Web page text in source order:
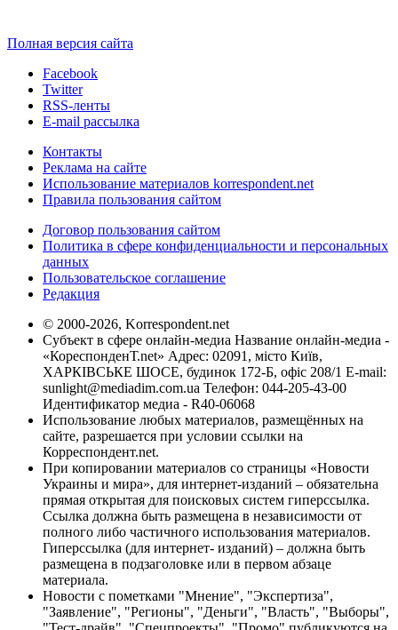
Полная версия сайта
Facebook
Twitter
RSS-ленты
E-mail рассылка
Контакты
Реклама на сайте
Использование материалов korrespondent.net
Правила пользования сайтом
Договор пользования сайтом
Политика в сфере конфиденциальности и персональных
данных
Пользовательское соглашение
Редакция
© 2000-2026, Korrespondent.net
Субъект в сфере онлайн-медиа Название онлайн-медиа -
«КореспонденТ.net» Адрес: 02091, місто Київ,
ХАРКІВСЬКЕ ШОСЕ, будинок 172-Б, офіс 208/1 E-mail:
sunlight@mediadim.com.ua Телефон: 044-205-43-00
Идентификатор медиа - R40-06068
Использование любых материалов, размещённых на
сайте, разрешается при условии ссылки на
Корреспондент.net.
При копировании материалов со страницы «Новости
Украины и мира», для интернет-изданий – обязательна
прямая открытая для поисковых систем гиперссылка.
Ссылка должна быть размещена в независимости от
полного либо частичного использования материалов.
Гиперссылка (для интернет- изданий) – должна быть
размещена в подзаголовке или в первом абзаце
материала.
Новости с пометками "Мнение", "Экспертиза",
"Заявление", "Регионы", "Деньги", "Власть", "Выборы",